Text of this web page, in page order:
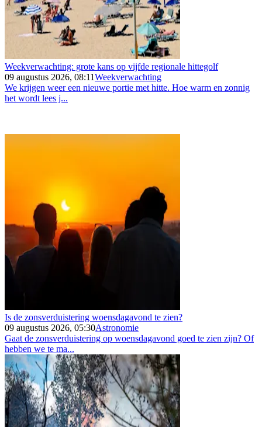
Weekverwachting: grote kans op vijfde regionale hittegolf
09 augustus 2026, 08:11Weekverwachting
We krijgen weer een nieuwe portie met hitte. Hoe warm en zonnig
het wordt lees j...
Is de zonsverduistering woensdagavond te zien?
09 augustus 2026, 05:30Astronomie
Gaat de zonsverduistering op woensdagavond goed te zien zijn? Of
hebben we te ma...